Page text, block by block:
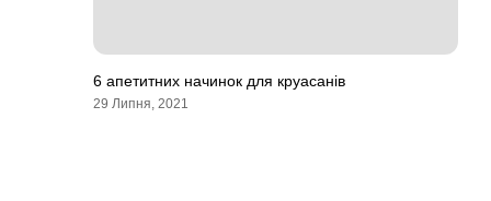
6 апетитних начинок для круасанів
29 Липня, 2021